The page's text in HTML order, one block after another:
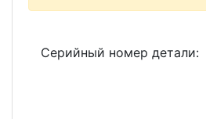
Серийный номер детали: